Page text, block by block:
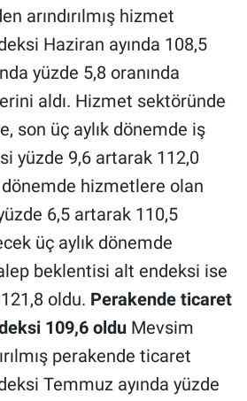
arındırılmış hizmet
Haziran ayında 108,5
yüzde 5,8 oranında
aldı. Hizmet sektöründe
son üç aylık dönemde iş
yüzde 9,6 artarak 112,0
dönemde hizmetlere olan
6,5 artarak 110,5
üç aylık dönemde
beklentisi alt endeksi ise
oldu. Perakende ticaret
109,6 olduMevsim
perakende ticaret
Temmuz ayında yüzde